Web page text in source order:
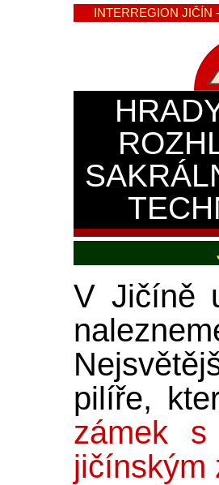
INTERREGION JIČÍN
V Jičíně
pilíře,
zámek s
jičínským